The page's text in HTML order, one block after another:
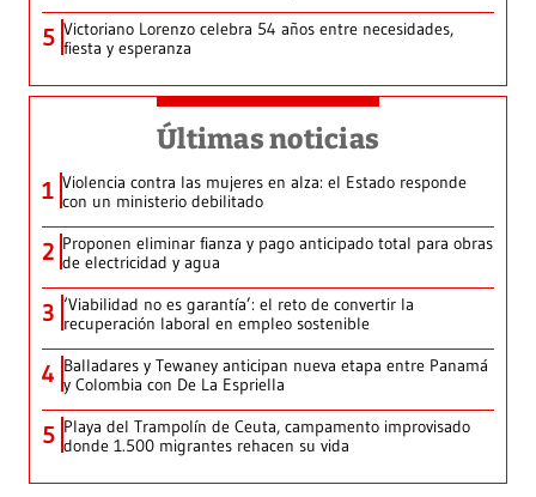
5 Victoriano Lorenzo celebra 54 años entre necesidades,
fiesta y esperanza
Últimas noticias
1 Violencia contra las mujeres en alza: el Estado responde
con un ministerio debilitado
2 Proponen eliminar fianza y pago anticipado total para obras
de electricidad y agua
3 ‘Viabilidad no es garantía’: el reto de convertir la
recuperación laboral en empleo sostenible
4 Balladares y Tewaney anticipan nueva etapa entre Panamá
y Colombia con De La Espriella
5 Playa del Trampolín de Ceuta, campamento improvisado
donde 1.500 migrantes rehacen su vida